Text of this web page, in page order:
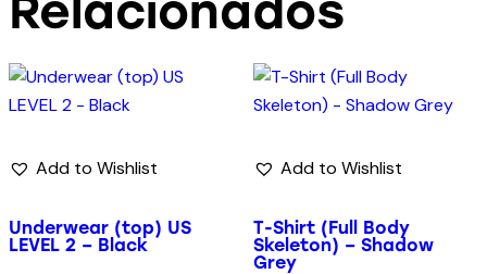
Add to Wishlist
Underwear (top) US
LEVEL 2 – Black
Add to Wishlist
T-Shirt (Full Body
Skeleton) – Shadow
Grey